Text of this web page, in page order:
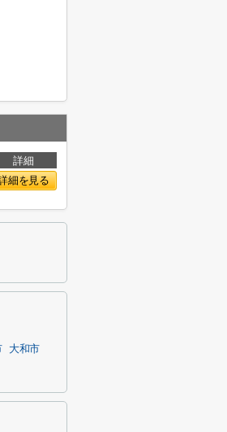
詳細
細を見る
大和市